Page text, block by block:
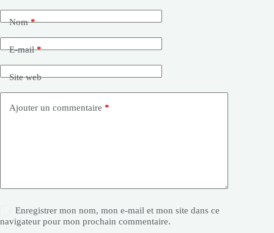
Nom*
E-mail*
Site web
Ajouter un commentaire *
Enregistrer mon nom, mon e-mail et mon site dans ce
navigateur pour mon prochain commentaire.